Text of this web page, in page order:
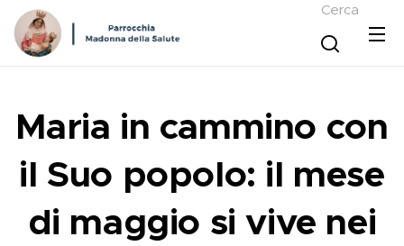
Cerca
Maria in cammino con
il Suo popolo: il mese
di maggio si vive nei